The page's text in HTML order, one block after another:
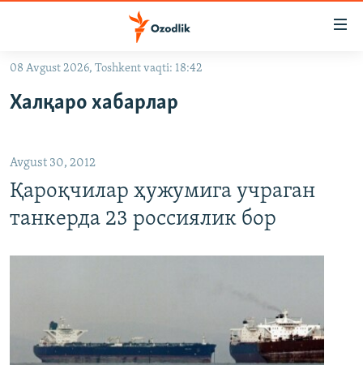
Асосий
навигацияга
Қидиришга
ўтинг
OZODVIDEO
На русском
ИЖТИМОИЙ ТАРМОҚЛАР
Озодлик бошқа тилларда
08 Avgust 2026, Toshkent vaqti: 18:42
Халқаро хабарлар
Avgust 30, 2012
Қароқчилар ҳужумига учраган
танкерда 23 россиялик бор